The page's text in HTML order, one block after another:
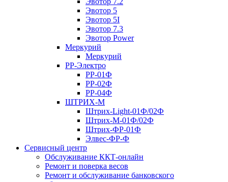
Эвотор 5
Эвотор 5I
Эвотор 7.3
Эвотор Power
Меркурий
Меркурий
РР-Электро
РР-01Ф
РР-02Ф
РР-04Ф
ШТРИХ-М
Штрих-Light-01Ф/02Ф
Штрих-М-01Ф/02Ф
Штрих-ФР-01Ф
Элвес-ФР-Ф
Сервисный центр
Обслуживание ККТ-онлайн
Ремонт и поверка весов
Ремонт и обслуживание банковского